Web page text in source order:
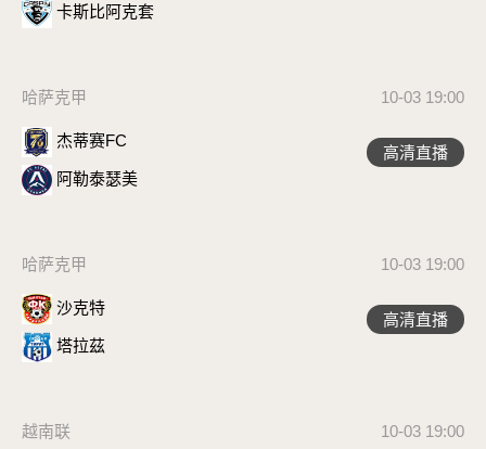
卡斯比阿克套
哈萨克甲 10-03 19:00
杰蒂赛FC
阿勒泰瑟美
高清直播
哈萨克甲 10-03 19:00
沙克特
塔拉茲
高清直播
越南联 10-03 19:00